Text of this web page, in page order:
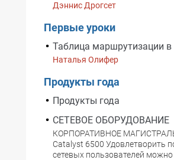
Дэннис Дрогсет
Первые уроки
Таблица маршрутизации в
Наталья Олифер
Продукты года
Продукты года
СЕТЕВОЕ ОБОРУДОВАНИЕ
КОРПОРАТИВНОЕ
Catalyst 6500 Удовлетворить
сетевых пользователей